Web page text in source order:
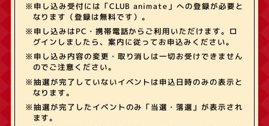
※申し込み受付には「CLUB animate」への登録が必要と
なります（登録は無料です）。
※申し込みはPC・携帯電話からご利用いただけます。ロ
グインしましたら、案内に従ってお申込みください。
※申し込み内容の変更・取り消しは一切お受けできません
のでご注意ください。
※抽選が完了していないイベントは申込日時のみの表示と
なります。
※抽選が完了したイベントのみ「当選・落選」が表示され
ます。